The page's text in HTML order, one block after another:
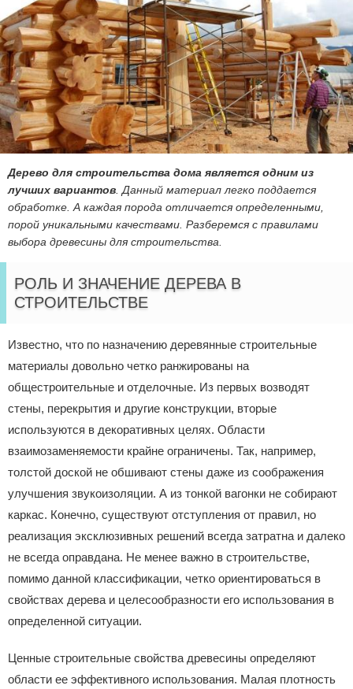
Дерево для строительства дома является одним из
лучших вариантов . Данный материал легко поддается
обработке. А каждая порода отличается определенными,
порой уникальными качествами. Разберемся с правилами
выбора древесины для строительства.
РОЛЬ И ЗНАЧЕНИЕ ДЕРЕВА В
СТРОИТЕЛЬСТВЕ
Известно, что по назначению деревянные строительные
материалы довольно четко ранжированы на
общестроительные и отделочные. Из первых возводят
стены, перекрытия и другие конструкции, вторые
используются в декоративных целях. Области
взаимозаменяемости крайне ограничены. Так, например,
толстой доской не обшивают стены даже из соображения
улучшения звукоизоляции. А из тонкой вагонки не собирают
каркас. Конечно, существуют отступления от правил, но
реализация эксклюзивных решений всегда затратна и далеко
не всегда оправдана. Не менее важно в строительстве,
помимо данной классификации, четко ориентироваться в
свойствах дерева и целесообразности его использования в
определенной ситуации.
Ценные строительные свойства древесины определяют
области ее эффективного использования. Малая плотность